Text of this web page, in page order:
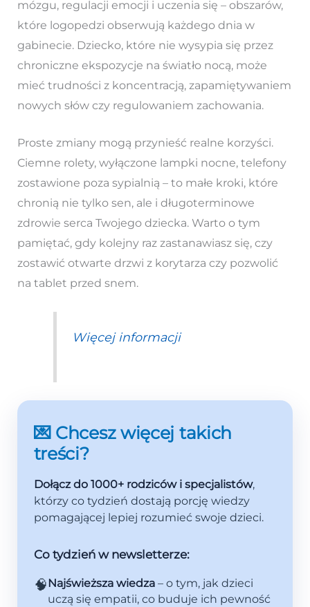
mózgu, regulacji emocji i uczenia się – obszarów,
które logopedzi obserwują każdego dnia w
gabinecie. Dziecko, które nie wysypia się przez
chroniczne ekspozycje na światło nocą, może
mieć trudności z koncentracją, zapamiętywaniem
nowych słów czy regulowaniem zachowania.
Proste zmiany mogą przynieść realne korzyści.
Ciemne rolety, wyłączone lampki nocne, telefony
zostawione poza sypialnią – to małe kroki, które
chronią nie tylko sen, ale i długoterminowe
zdrowie serca Twojego dziecka. Warto o tym
pamiętać, gdy kolejny raz zastanawiasz się, czy
zostawić otwarte drzwi z korytarza czy pozwolić
na tablet przed snem.
Więcej informacji
💌 Chcesz więcej takich
treści?
Dołącz do 1000+ rodziców i specjalistów,
którzy co tydzień dostają porcję wiedzy
pomagającej lepiej rozumieć swoje dzieci.
Co tydzień w newsletterze:
🧠 Najświeższa wiedza– o tym, jak dzieci
uczą się empatii, co buduje ich pewność